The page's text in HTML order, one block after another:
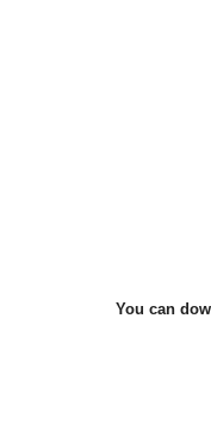
You can